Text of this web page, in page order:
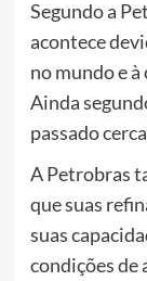
Segundo a
acontece
no mundo e
Ainda
passado
A Petrobras
que suas
suas
condições de